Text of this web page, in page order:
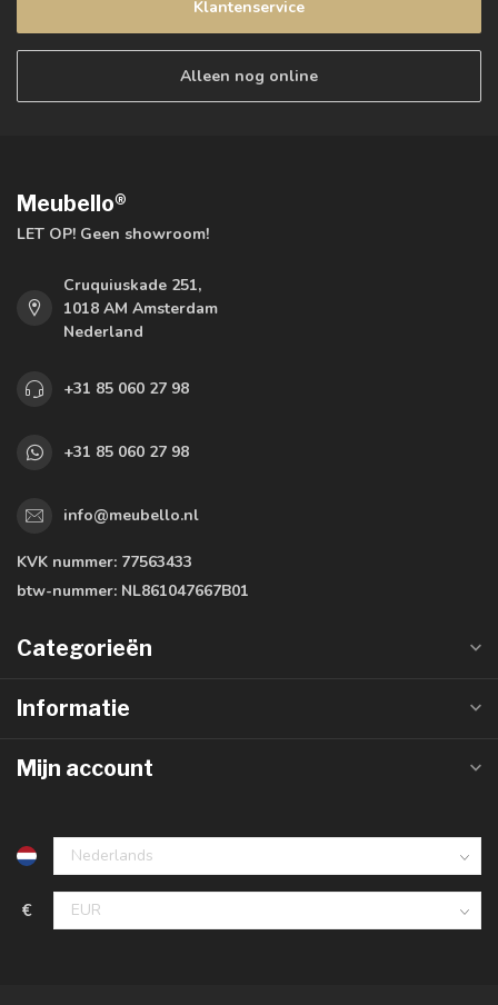
Klantenservice
Alleen nog online
Meubello®
LET OP! Geen showroom!
Cruquiuskade 251,
1018 AM Amsterdam
Nederland
+31 85 060 27 98
+31 85 060 27 98
info@meubello.nl
KVK nummer: 77563433
btw-nummer: NL861047667B01
Categorieën
Informatie
Mijn account
€